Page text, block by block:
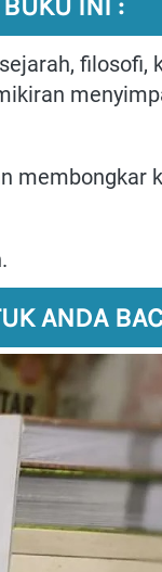
filosofi,
membongkar
ANDA